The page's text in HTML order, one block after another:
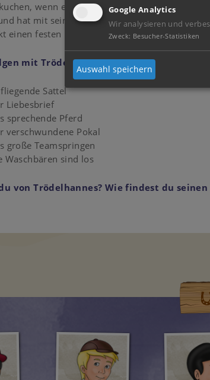
wenn er auf dem Martinshof
hat mit seinem Pferdewagen auch auf dem
einen festen Platz. Sein Pferd ist ein
mit Trödel-Hannes:
Sattel
Liebesbrief
sprechende Pferd
verschwundene Pokal
große Teamspringen
Waschbären sind los
von Trödelhannes? Wie findest du seinen
Google Analytics
Wir analysieren und
Zweck: Besucher-Statistiken
Auswahl speichern